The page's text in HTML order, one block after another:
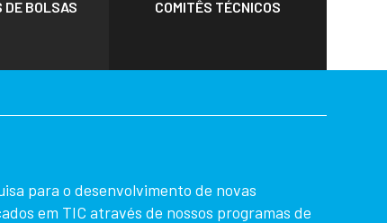
DE BOLSAS COMITÊS TÉCNICOS
para o desenvolvimento de novas
em TIC através de nossos programas de